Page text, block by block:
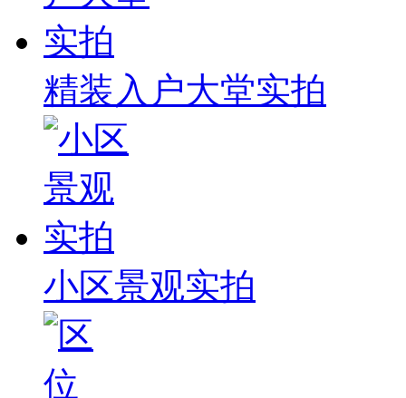
精装入户大堂实拍
小区景观实拍